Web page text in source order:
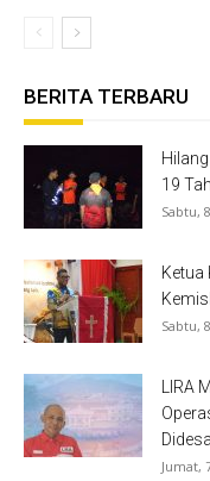
BERITA TERBARU
19
Sabtu,
Ketua
Sabtu,
LIRA
Jumat,